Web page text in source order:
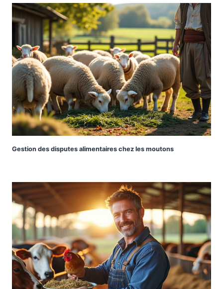
Gestion des disputes alimentaires chez les moutons